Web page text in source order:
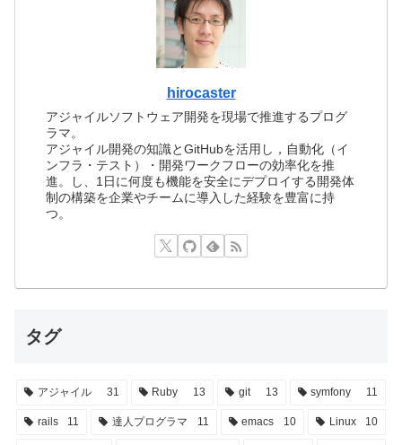
hirocaster
アジャイルソフトウェア開発を現場で推進するプログ
ラマ。
アジャイル開発の知識とGitHubを活用し，自動化（イ
ンフラ・テスト）・開発ワークフローの効率化を推
進。し、1日に何度も機能を安全にデプロイする開発体
制の構築を企業やチームに導入した経験を豊富に持
つ。
タグ
アジャイル 31 Ruby 13 git 13 symfony 11
rails 11 達人プログラマ 11 emacs 10 Linux 10